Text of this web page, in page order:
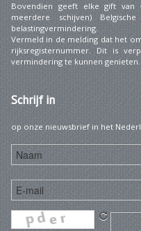
Bovendien geeft elke gift
meerdere schijven)
belastingvermindering.
Vermeld in de melding dat het
rijksregisternummer. Dit is
vermindering te kunnen genieten.
Schrijfin
op onze nieuwsbrief in het